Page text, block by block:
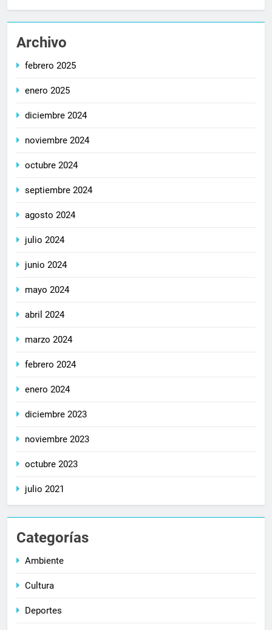
Archivo
febrero 2025
enero 2025
diciembre 2024
noviembre 2024
octubre 2024
septiembre 2024
agosto 2024
julio 2024
junio 2024
mayo 2024
abril 2024
marzo 2024
febrero 2024
enero 2024
diciembre 2023
noviembre 2023
octubre 2023
julio 2021
Categorías
Ambiente
Cultura
Deportes